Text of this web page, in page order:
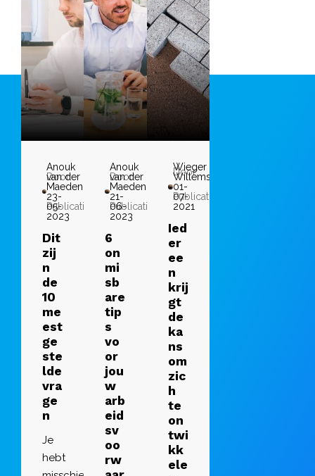
Door:
Anouk
van der
Maeden
Publicatie:
23-
05-
2023
Dit
zij
n
de
10
me
est
ge
ste
lde
vra
ge
n
Je
hebt
Door:
Anouk
van der
Maeden
Publicatie:
21-
06-
2023
6
on
mi
sb
are
tip
s
vo
or
jou
w
arb
eid
sv
oo
rw
Door:
Wieger
Willems
Publicatie:
01-
07-
2021
Ied
er
ee
n
krij
gt
de
ka
ns
om
zic
h
te
on
twi
kk
ele